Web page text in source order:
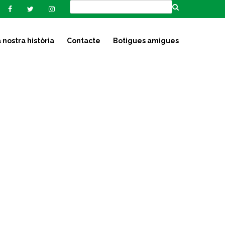
nostra història Contacte Botigues amigues